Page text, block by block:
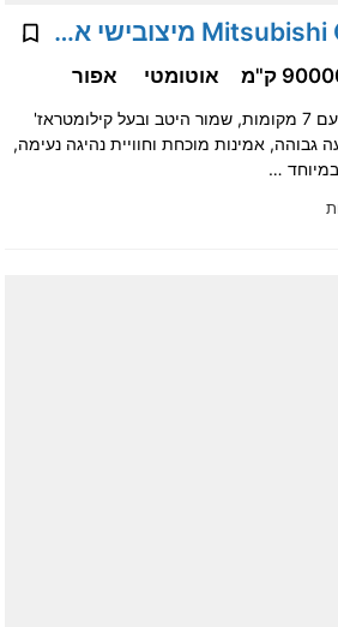
2016' Mitsubishi Outlander מיצובישי אאוטלנדר
ק"מ אוטומטי אפור
מיצובישי אאוטלנדר מרווח עם 7 מקומות, שמור היטב ובעל קילומטראז'
גבוהה, אמינות מוכחת וחוויית נהיגה נעימה,
…